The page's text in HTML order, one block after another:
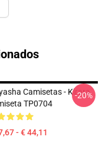
Camisetas - Kirara
TP0704
- € 44,11
-20%